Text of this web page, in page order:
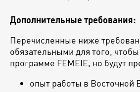
Дополнительные требования:
Перечисленные ниже
обязательными для того,
программе FEMEIE, но будут
опыт работы в Восточной